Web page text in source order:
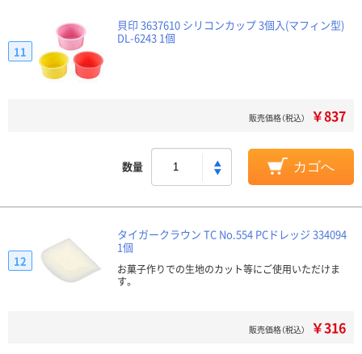
貝印 3637610 シリコンカップ 3個入(マフィン型)
DL-6243 1個
11
販売価格（税込） ￥837
数量 カゴへ
タイガークラウン TC No.554 PCドレッジ 334094
1個
お菓子作りでの生地のカット等にご使用いただけま
す。
12
販売価格（税込） ￥316